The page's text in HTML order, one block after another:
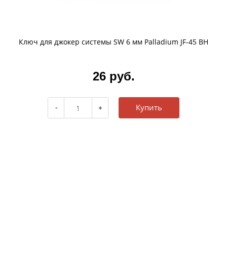
Ключ для джокер системы SW 6 мм Palladium JF-45 BH
26 руб.
Купить